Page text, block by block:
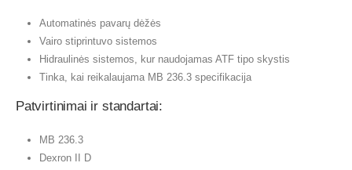
Automatinės pavarų dėžės
Vairo stiprintuvo sistemos
Hidraulinės sistemos, kur naudojamas ATF tipo skystis
Tinka, kai reikalaujama MB 236.3 specifikacija
Patvirtinimai ir standartai:
MB 236.3
Dexron II D